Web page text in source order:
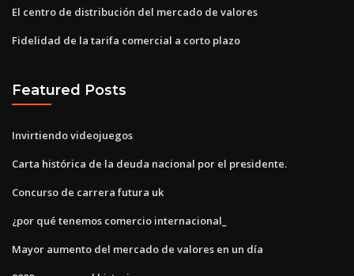
El centro de distribución del mercado de valores
Fidelidad de la tarifa comercial a corto plazo
Featured Posts
Invirtiendo videojuegos
Carta histórica de la deuda nacional por el presidente.
Concurso de carrera futura uk
¿por qué tenemos comercio internacional_
Mayor aumento del mercado de valores en un día